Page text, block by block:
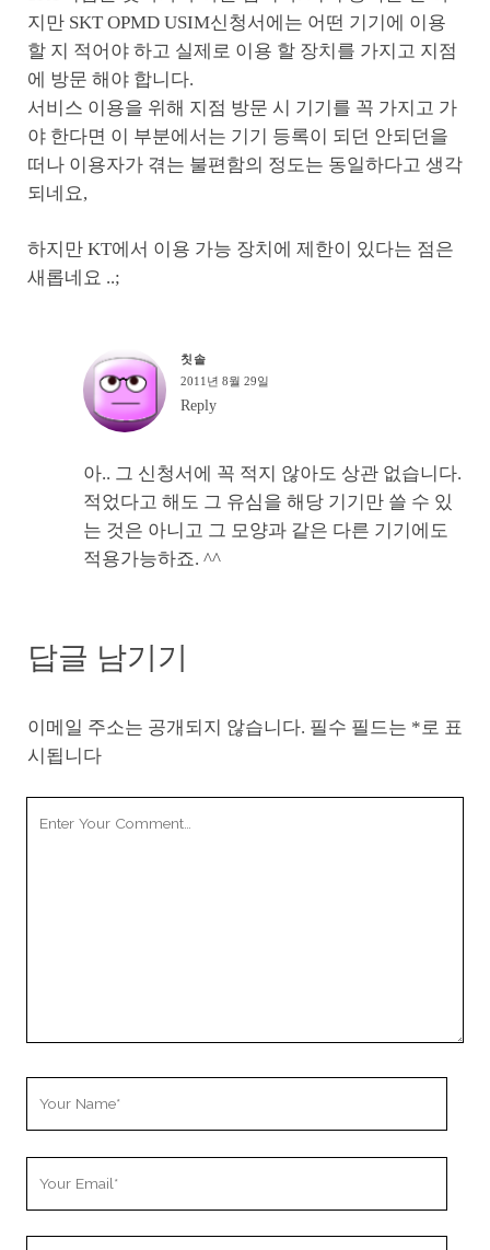
지만 SKT OPMD USIM신청서에는 어떤 기기에 이용
할 지 적어야 하고 실제로 이용 할 장치를 가지고 지점
에 방문 해야 합니다.
서비스 이용을 위해 지점 방문 시 기기를 꼭 가지고 가
야 한다면 이 부분에서는 기기 등록이 되던 안되던을
떠나 이용자가 겪는 불편함의 정도는 동일하다고 생각
되네요,
하지만 KT에서 이용 가능 장치에 제한이 있다는 점은
새롭네요 ..;
칫솔
2011년 8월 29일
Reply
아.. 그 신청서에 꼭 적지 않아도 상관 없습니다.
적었다고 해도 그 유심을 해당 기기만 쓸 수 있
는 것은 아니고 그 모양과 같은 다른 기기에도
적용가능하죠. ^^
답글 남기기
이메일 주소는 공개되지 않습니다. 필수 필드는 *로 표
시됩니다